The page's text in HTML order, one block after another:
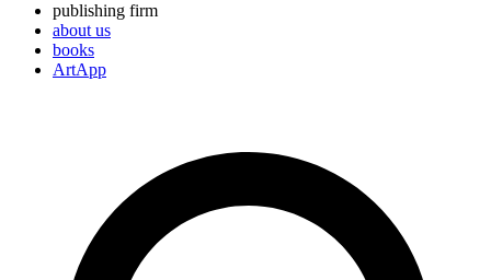
publishing firm
about us
books
ArtApp